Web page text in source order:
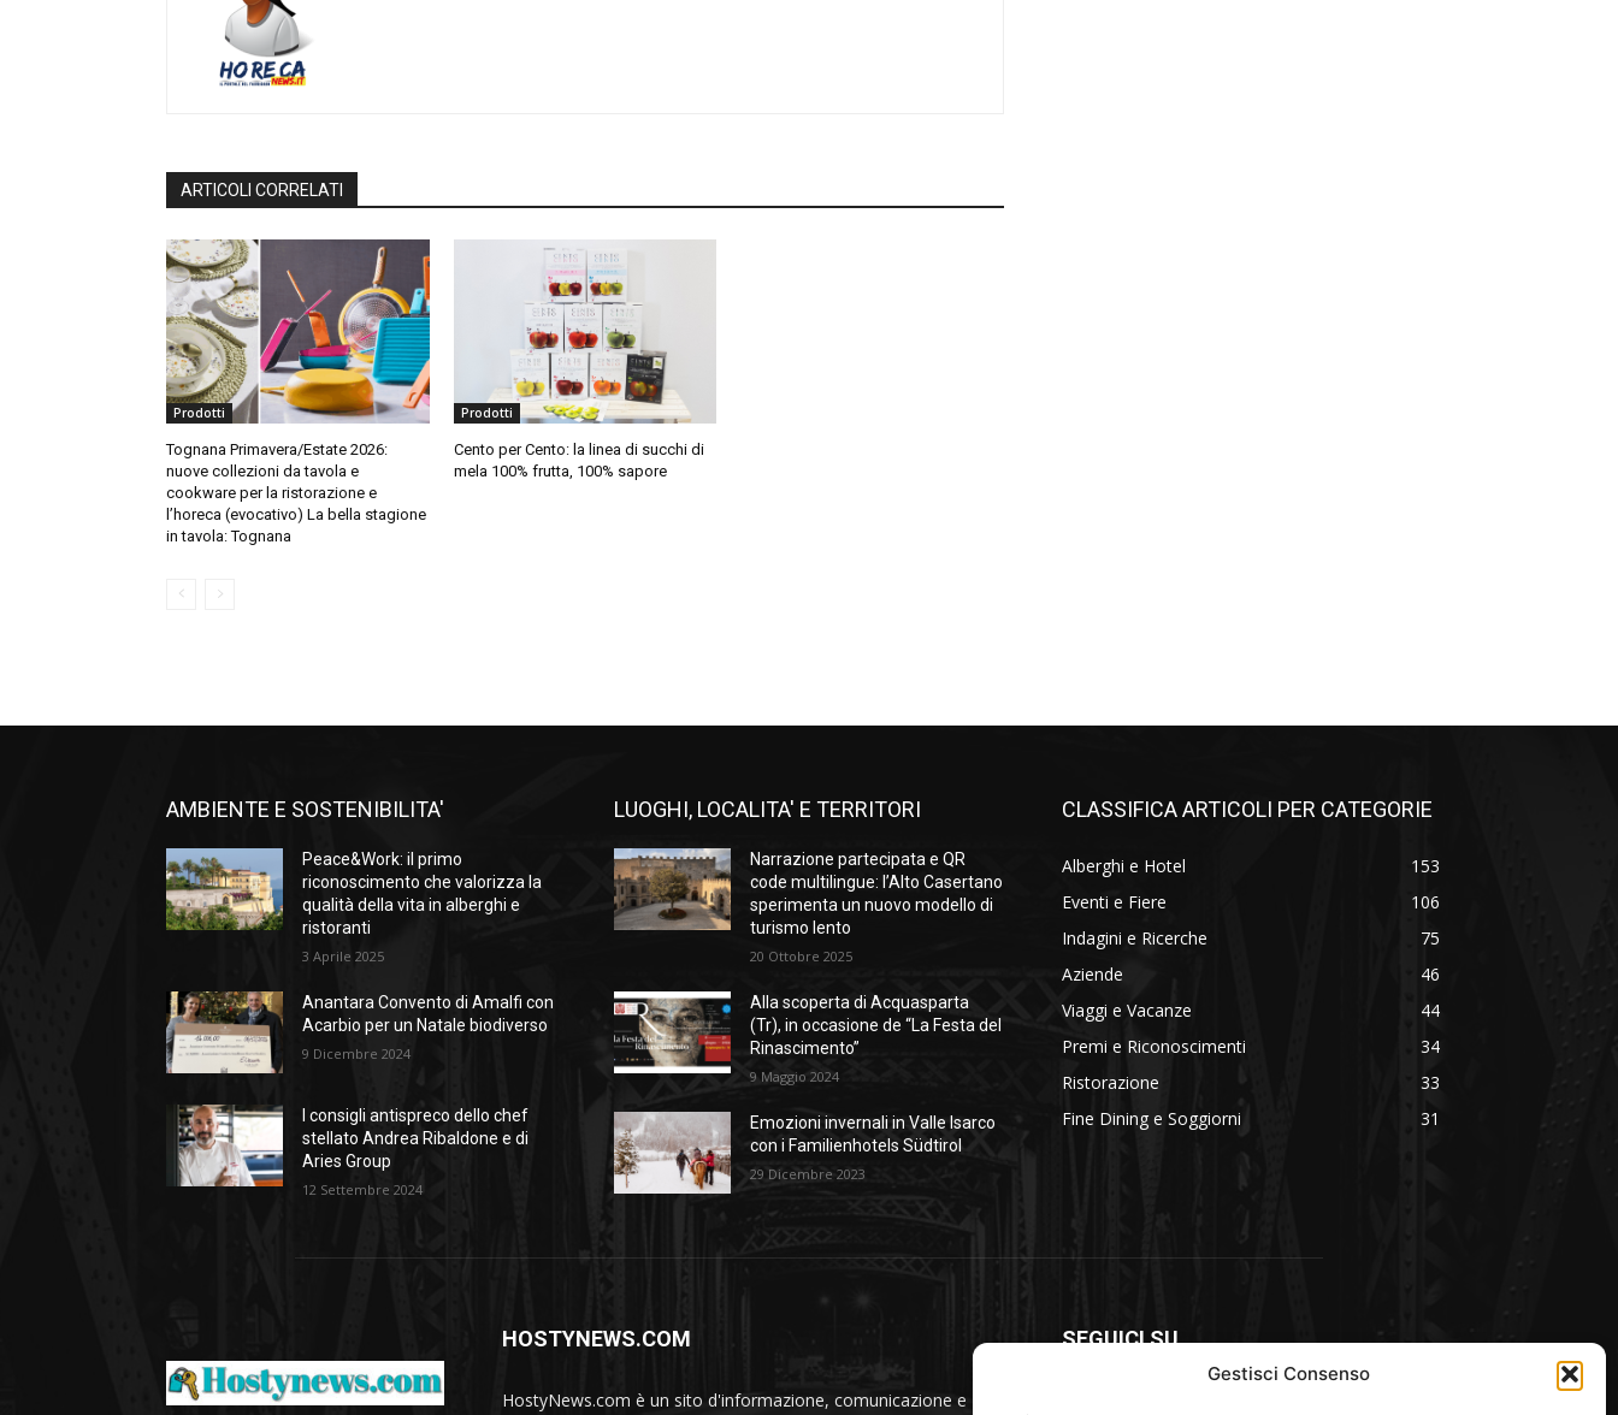
Gestisci Consenso
ARTICOLI CORRELATI
Prodotti
Tognana Primavera/Estate 2026:
nuove collezioni da tavola e
cookware per la ristorazione e
l’horeca (evocativo) La bella stagione
in tavola: Tognana
Prodotti
Cento per Cento: la linea di succhi di
mela 100% frutta, 100% sapore
AMBIENTE E SOSTENIBILITA'
Peace&Work: il primo
riconoscimento che valorizza la
qualità della vita in alberghi e
ristoranti
3 Aprile 2025
Anantara Convento di Amalfi con
Acarbio per un Natale biodiverso
9 Dicembre 2024
I consigli antispreco dello chef
stellato Andrea Ribaldone e di
Aries Group
12 Settembre 2024
LUOGHI, LOCALITA' E TERRITORI
Narrazione partecipata e QR
code multilingue: l’Alto Casertano
sperimenta un nuovo modello di
turismo lento
20 Ottobre 2025
Alla scoperta di Acquasparta
(Tr), in occasione de “La Festa del
Rinascimento”
9 Maggio 2024
Emozioni invernali in Valle Isarco
con i Familienhotels Südtirol
29 Dicembre 2023
CLASSIFICA ARTICOLI PER CATEGORIE
Alberghi e Hotel
153
Eventi e Fiere
106
Indagini e Ricerche
75
Aziende
46
Viaggi e Vacanze
44
Premi e Riconoscimenti
34
Ristorazione
33
Fine Dining e Soggiorni
31
HOSTYNEWS.COM
HostyNews.com è un sito d'informazione, comunicazione e
SEGUICI SU